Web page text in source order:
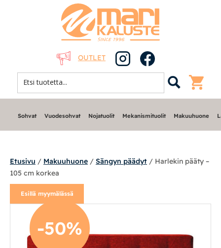
OUTLET
Sohvat
Nojatuolit
Mekanismituolit
Sohvat Vuodesohvat Nojatuolit Mekanismituolit Makuuhuone
Etusivu / Makuuhuone / Sängyn päädyt / Harlekin pääty –
105 cm korkea
Esillä myymälässä
-50%